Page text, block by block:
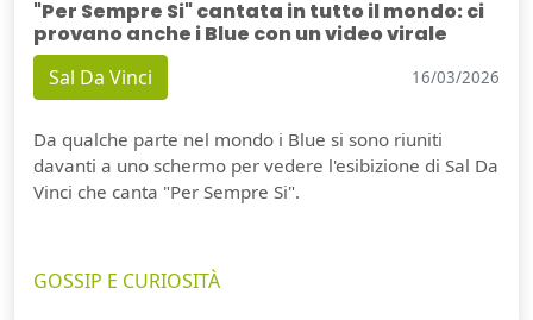
"Per Sempre Si" cantata in tutto il mondo: ci
provano anche i Blue con un video virale
Sal Da Vinci 16/03/2026
Da qualche parte nel mondo i Blue si sono riuniti
davanti a uno schermo per vedere l'esibizione di Sal Da
Vinci che canta "Per Sempre Si".
GOSSIP E CURIOSITÀ